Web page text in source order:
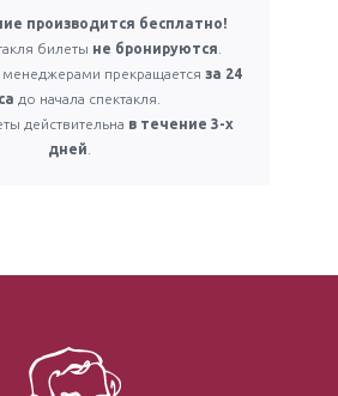
производится бесплатно!
билеты не бронируются
менеджерами прекращаетсяза 24
до начала спектакля.
действительна в течение 3-х
дней